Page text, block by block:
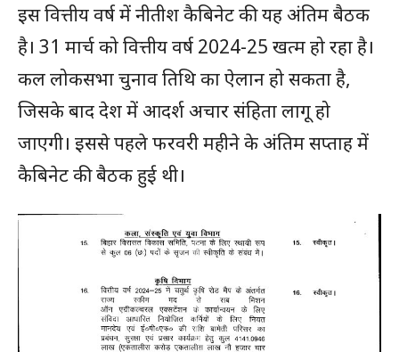
इस वित्तीय वर्ष में नीतीश कैबिनेट की यह अंतिम बैठक
है। 31 मार्च को वित्तीय वर्ष 2024-25 खत्म हो रहा है।
कल लोकसभा चुनाव तिथि का ऐलान हो सकता है,
जिसके बाद देश में आदर्श अचार संहिता लागू हो
जाएगी। इससे पहले फरवरी महीने के अंतिम सप्ताह में
कैबिनेट की बैठक हुई थी।